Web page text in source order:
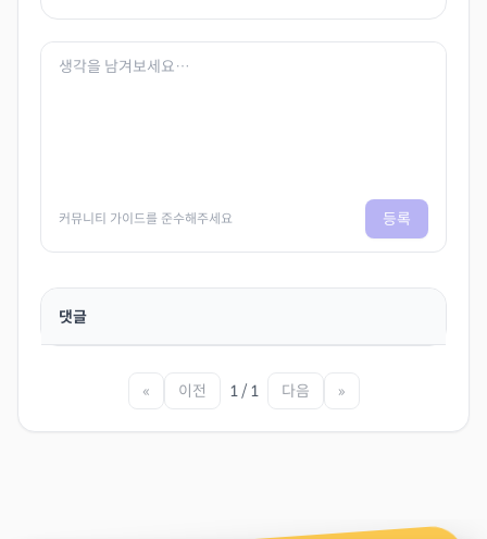
커뮤니티 가이드를 준수해주세요 등록
댓글
« 이전 1 / 1 다음 »